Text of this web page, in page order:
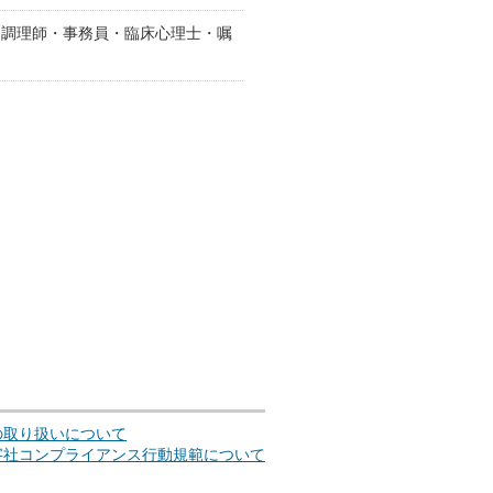
理師・事務員・臨床心理士・嘱
り扱いについて
コンプライアンス行動規範について